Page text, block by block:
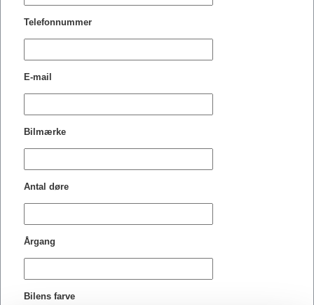
Telefonnummer
E-mail
Bilmærke
Antal døre
Årgang
Bilens farve